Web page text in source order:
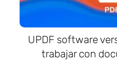
UPDF software
trabajar con